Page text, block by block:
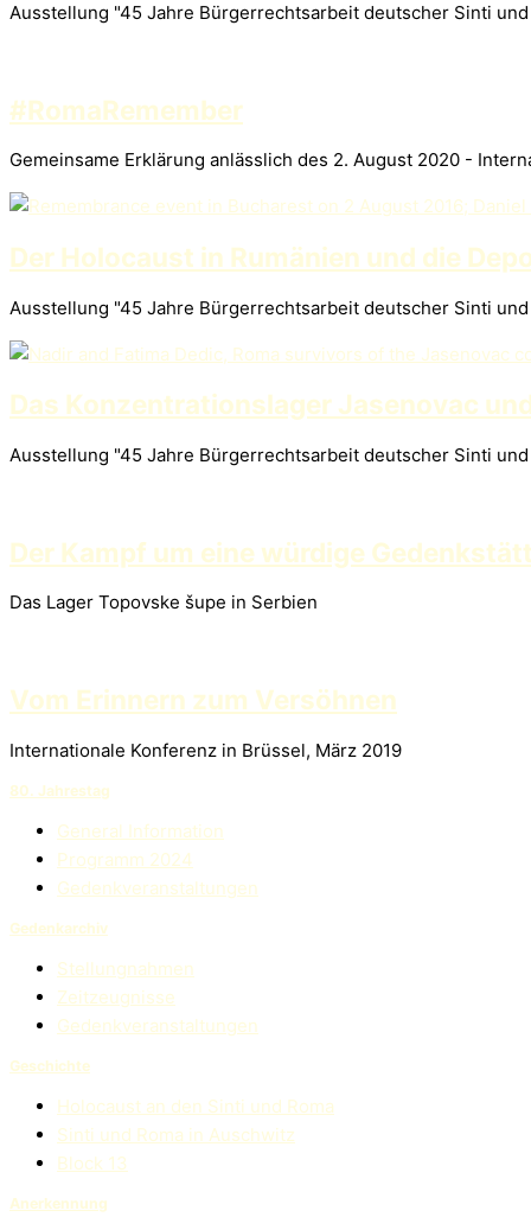
Ausstellung "45 Jahre Bürgerrechtsarbeit deutscher Sinti und
#RomaRemember
Gemeinsame Erklärung anlässlich des 2. August 2020 -
Der Holocaust in Rumänien und die
Ausstellung "45 Jahre Bürgerrechtsarbeit deutscher Sinti und
Das Konzentrationslager Jasenovac
Ausstellung "45 Jahre Bürgerrechtsarbeit deutscher Sinti und
Der Kampf um eine würdige
Das Lager Topovske šupe in Serbien
Vom Erinnern zum Versöhnen
Internationale Konferenz in Brüssel, März 2019
80. Jahrestag
General Information
Programm 2024
Gedenkveranstaltungen
Gedenkarchiv
Stellungnahmen
Zeitzeugnisse
Gedenkveranstaltungen
Geschichte
Holocaust an den Sinti und Roma
Sinti und Roma in Auschwitz
Block 13
Anerkennung